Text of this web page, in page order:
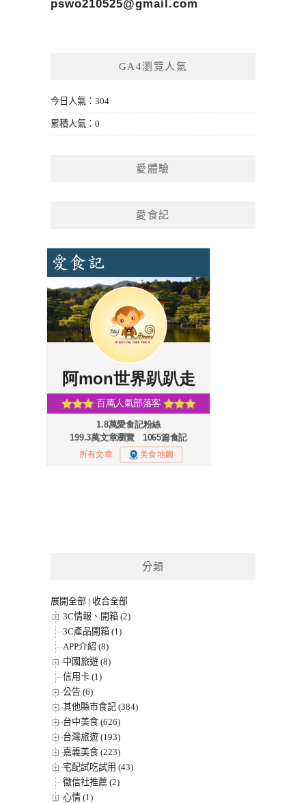
pswo210525@gmail.com
GA4瀏覽人氣
今日人氣：304
累積人氣：0
愛體驗
愛食記
分類
展開全部 | 收合全部
3C情報、開箱 (2)
3C產品開箱 (1)
APP介紹 (8)
中國旅遊 (8)
信用卡 (1)
公告 (6)
其他縣市食記 (384)
台中美食 (626)
台灣旅遊 (193)
嘉義美食 (223)
宅配試吃試用 (43)
徵信社推薦 (2)
心情 (1)